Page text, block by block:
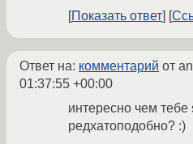
Показать ответ
Ответ на: комментарий от
01:37:55 +00:00
интересно чем тебе
редхатоподобно? :)